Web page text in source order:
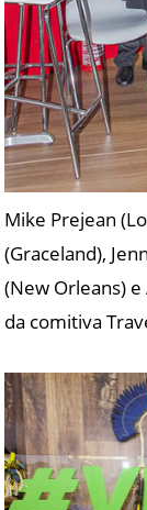
Mike Prejean
(Graceland),
(New Orleans)
da comitiva